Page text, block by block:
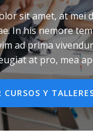
sit amet, at mei
In his nemore
ad prima
at pro, mea
CURSOS Y